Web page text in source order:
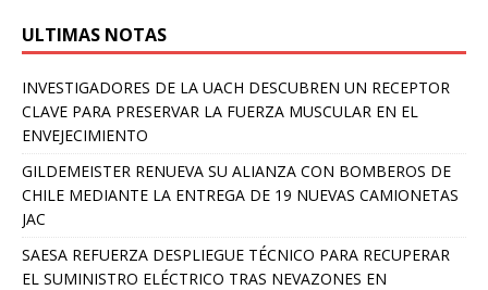
ULTIMAS NOTAS
INVESTIGADORES DE LA UACH DESCUBREN UN RECEPTOR
CLAVE PARA PRESERVAR LA FUERZA MUSCULAR EN EL
ENVEJECIMIENTO
GILDEMEISTER RENUEVA SU ALIANZA CON BOMBEROS DE
CHILE MEDIANTE LA ENTREGA DE 19 NUEVAS CAMIONETAS
JAC
SAESA REFUERZA DESPLIEGUE TÉCNICO PARA RECUPERAR
EL SUMINISTRO ELÉCTRICO TRAS NEVAZONES EN